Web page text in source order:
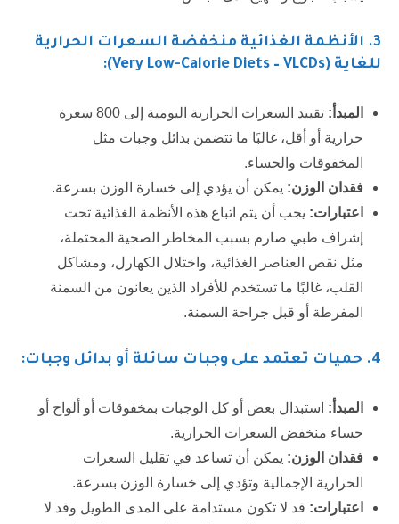
3. الأنظمة الغذائية منخفضة السعرات الحرارية
للغاية (Very Low-Calorie Diets – VLCDs):
المبدأ:
تقييد السعرات الحرارية اليومية إلى 800 سعرة
حرارية أو أقل، غالبًا ما تتضمن بدائل وجبات مثل
المخفوقات والحساء.
فقدان الوزن: يمكن أن يؤدي إلى خسارة الوزن بسرعة.
اعتبارات: يجب أن يتم اتباع هذه الأنظمة الغذائية تحت
إشراف طبي صارم بسبب المخاطر الصحية المحتملة،
مثل نقص العناصر الغذائية، واختلال الكهارل، ومشاكل
القلب، غالبًا ما تستخدم للأفراد الذين يعانون من السمنة
المفرطة أو قبل جراحة السمنة.
4. حميات تعتمد على وجبات سائلة أو بدائل وجبات:
المبدأ: استبدال بعض أو كل الوجبات بمخفوقات أو ألواح أو
حساء منخفض السعرات الحرارية.
فقدان الوزن: يمكن أن تساعد في تقليل السعرات
الحرارية الإجمالية وتؤدي إلى خسارة الوزن بسرعة.
اعتبارات: قد لا تكون مستدامة على المدى الطويل وقد لا